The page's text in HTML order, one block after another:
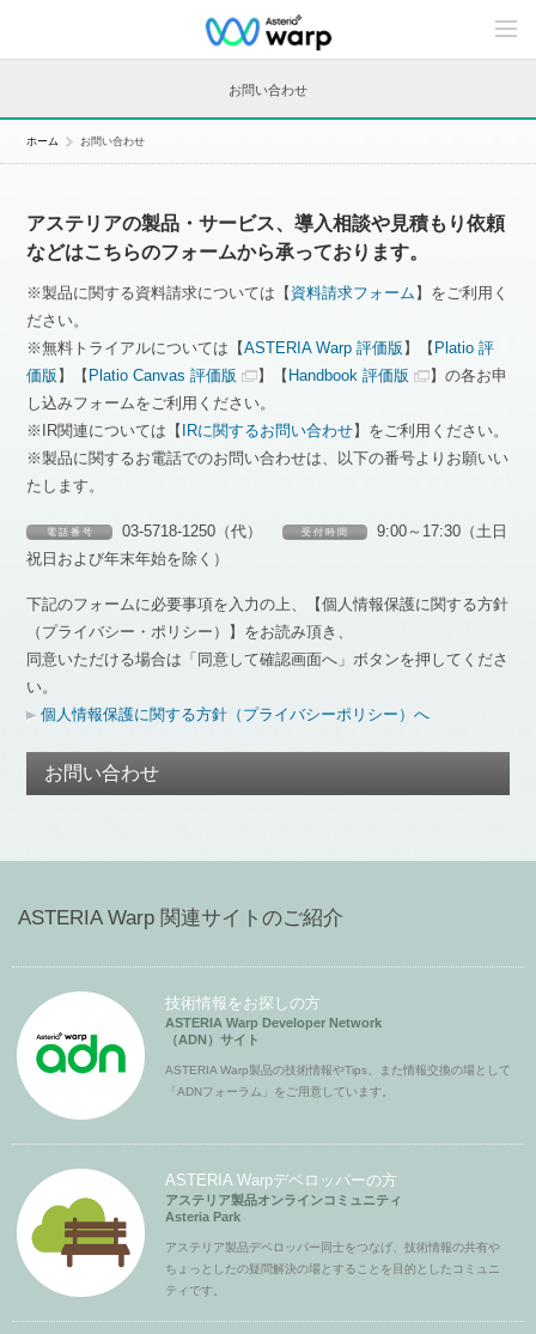
C
n
n
お問い合わせ
ホーム お問い合わせ
アステリアの製品・サービス、導入相談や見積もり依頼
などはこちらのフォームから承っております。
※製品に関する資料請求については【 資料請求フォーム 】をご利用く
ださい。
※無料トライアルについては【ASTERIA Warp 評価版 】【 Platio 評
価版 】【 Platio Canvas 評価版 】【 Handbook 評価版
】の各お申
し込みフォームをご利用ください。
※IR関連については【 IRに関するお問い合わせ】をご利用ください。
※製品に関するお電話でのお問い合わせは、以下の番号よりお願いい
たします。
電 話 番 号 03-5718-1250（代） 受 付 時 間
9:00～17:30（土日
祝日および年末年始を除く）
下記のフォームに必要事項を入力の上、【個人情報保護に関する方針
（プライバシー・ポリシー）】をお読み頂き、
同意いただける場合は「同意して確認画面へ」ボタンを押してくださ
い。
個人情報保護に関する方針（プライバシーポリシー）へ
お問い合わせ
ASTERIA Warp 関連サイトのご紹介
技術情報をお探しの方
ASTERIA Warp Developer Network
（ADN）サイト
ASTERIA Warp製品の技術情報やTips、また情報交換の場として
「ADNフォーラム」をご用意しています。
ASTERIA Warpデベロッパーの方
アステリア製品オンラインコミュニティ
Asteria Park
アステリア製品デベロッパー同士をつなげ、技術情報の共有や
ちょっとしたの疑問解決の場とすることを目的としたコミュニ
ティです。